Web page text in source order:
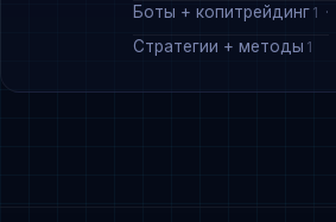
Боты + копитрейдинг 1
Стратегии + методы 1